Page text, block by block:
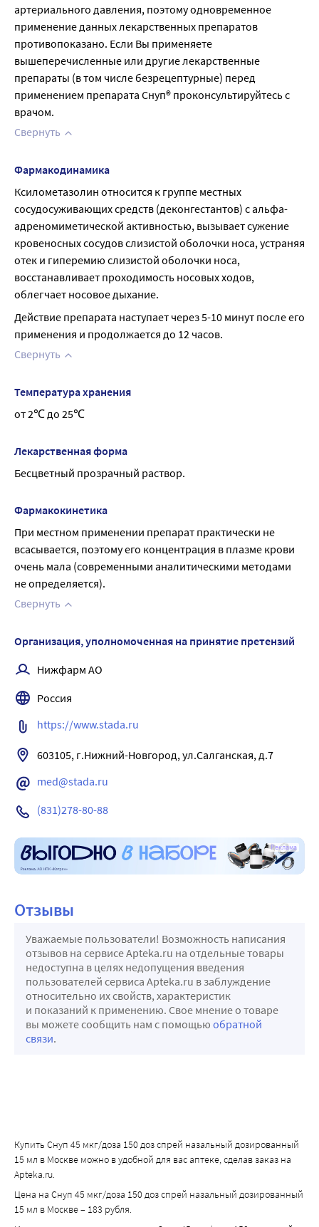
артериального давления, поэтому одновременное
применение данных лекарственных препаратов
противопоказано. Если Вы применяете
вышеперечисленные или другие лекарственные
препараты (в том числе безрецептурные) перед
применением препарата Снуп® проконсультируйтесь с
врачом.
Свернуть
Фармакодинамика
Ксилометазолин относится к группе местных
сосудосуживающих средств (деконгестантов) с альфа-
адреномиметической активностью, вызывает сужение
кровеносных сосудов слизистой оболочки носа, устраняя
отек и гиперемию слизистой оболочки носа,
восстанавливает проходимость носовых ходов,
облегчает носовое дыхание.
Действие препарата наступает через 5-10 минут после его
применения и продолжается до 12 часов.
Свернуть
Температура хранения
от 2℃ до 25℃
Лекарственная форма
Бесцветный прозрачный раствор.
Фармакокинетика
При местном применении препарат практически не
всасывается, поэтому его концентрация в плазме крови
очень мала (современными аналитическими методами
не определяется).
Свернуть
Организация, уполномоченная на принятие претензий
Нижфарм АО
Россия
https://www.stada.ru
603105, г.Нижний-Новгород, ул.Салганская, д.7
med@stada.ru
(831)278-80-88
Реклама
Отзывы
Уважаемые пользователи! Возможность написания
отзывов на сервисе Apteka.ru на отдельные товары
недоступна в целях недопущения введения
пользователей сервиса Apteka.ru в заблуждение
относительно их свойств, характеристик
и показаний к применению. Свое мнение о товаре
вы можете сообщить нам с помощью обратной
связи.
Купить Снуп 45 мкг/доза 150 доз спрей назальный дозированный
15 мл в Москве можно в удобной для вас аптеке, сделав заказ на
Apteka.ru.
Цена на Снуп 45 мкг/доза 150 доз спрей назальный дозированный
15 мл в Москве – 183 рубля.